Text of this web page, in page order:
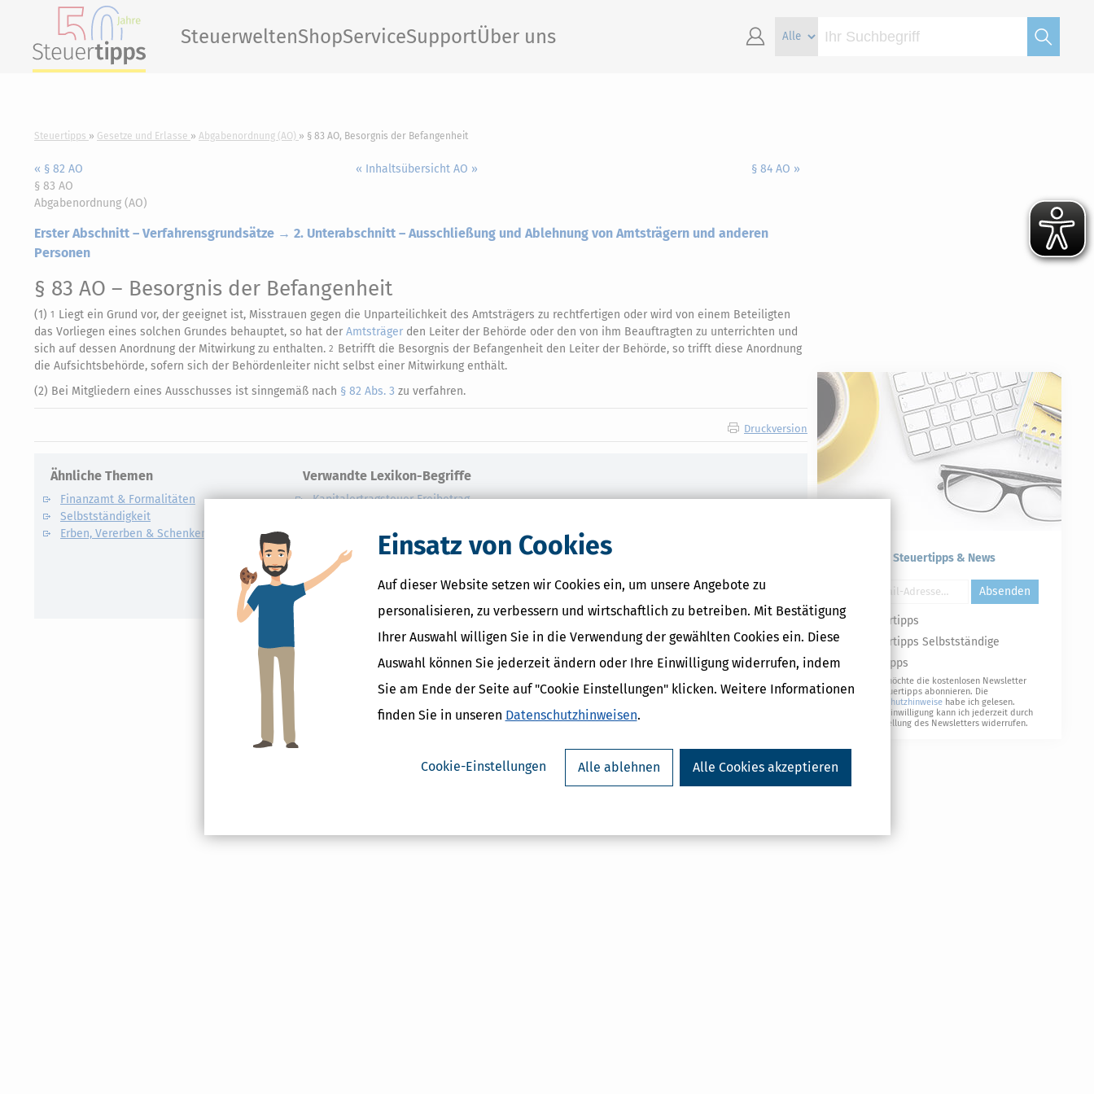
Einsatz von Cookies
Auf dieser Website setzen wir Cookies ein, um unsere Angebote zu
personalisieren, zu verbessern und wirtschaftlich zu betreiben. Mit Bestätigung
Ihrer Auswahl willigen Sie in die Verwendung der gewählten Cookies ein. Diese
Auswahl können Sie jederzeit ändern oder Ihre Einwilligung widerrufen, indem
Sie am Ende der Seite auf "Cookie Einstellungen" klicken. Weitere Informationen
finden Sie in unseren Datenschutzhinweisen.
Cookie-Einstellungen Alle ablehnen Alle Cookies akzeptieren
SteuerweltenShopServiceSupportÜber uns
Steuertipps Gesetze und Erlasse Abgabenordnung (AO) § 83 AO, Besorgnis der Befangenheit
« § 82 AO « Inhaltsübersicht AO »
§ 84 AO »
§ 83 AO
Abgabenordnung (AO)
Erster Abschnitt – Verfahrensgrundsätze → 2. Unterabschnitt – Ausschließung und Ablehnung von Amtsträgern und anderen
Personen
§ 83 AO – Besorgnis der Befangenheit
(1) 1 Liegt ein Grund vor, der geeignet ist, Misstrauen gegen die Unparteilichkeit des Amtsträgers zu rechtfertigen oder wird von einem Beteiligten
das Vorliegen eines solchen Grundes behauptet, so hat der Amtsträger den Leiter der Behörde oder den von ihm Beauftragten zu unterrichten und
sich auf dessen Anordnung der Mitwirkung zu enthalten. 2 Betrifft die Besorgnis der Befangenheit den Leiter der Behörde, so trifft diese Anordnung
die Aufsichtsbehörde, sofern sich der Behördenleiter nicht selbst einer Mitwirkung enthält.
(2) Bei Mitgliedern eines Ausschusses ist sinngemäß nach § 82 Abs. 3 zu verfahren.
Druckversion
Ähnliche Themen
Finanzamt & Formalitäten
Selbstständigkeit
Erben, Vererben & Schenken
Verwandte Lexikon-Begriffe
Kapitalertragsteuer Freibetrag -
CO2-Steuer - Was ist das?
Kapitalertragsteuer - Definition und
Erklärung
NACHDiGAL
Kostenlose Steuertipps & News
Absenden
Steuertipps
Steuertipps Selbstständige
Geldtipps
Ja, ich möchte die kostenlosen Newsletter
von Steuertipps abonnieren. Die
Datenschutzhinweise habe ich gelesen.
Meine Einwilligung kann ich jederzeit durch
Abbestellung des Newsletters widerrufen.